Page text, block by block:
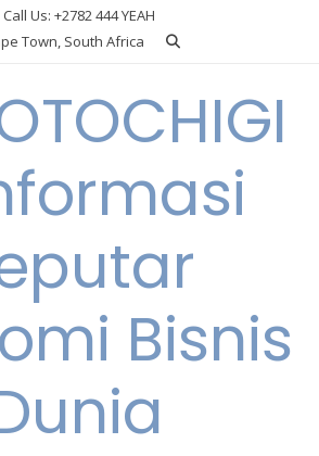
Call Us: +2782 444 YEAH
Town, South Africa
Bisnis